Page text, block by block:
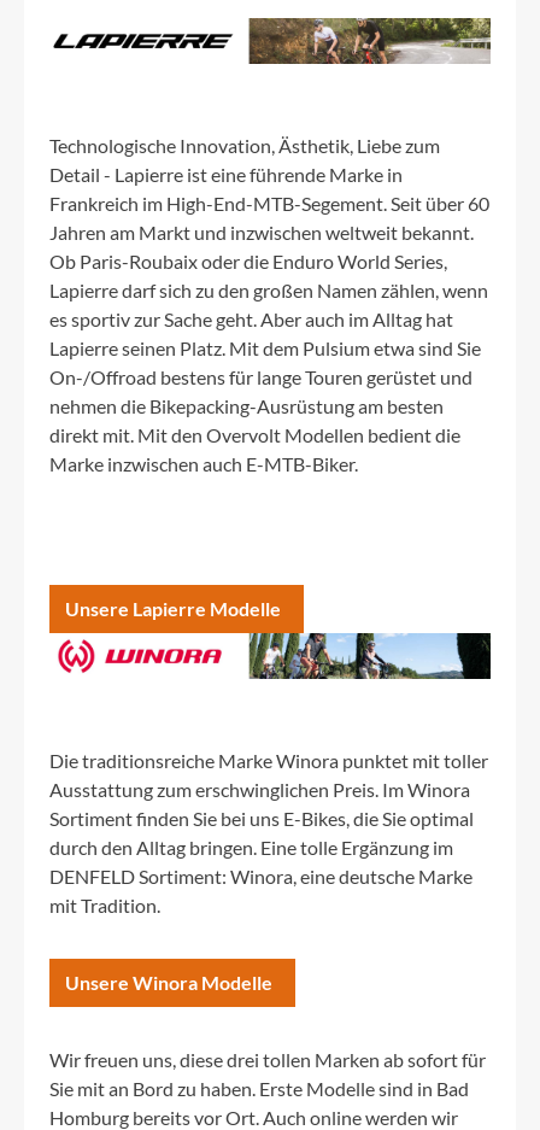
Technologische Innovation, Ästhetik, Liebe zum
Detail - Lapierre ist eine führende Marke in
Frankreich im High-End-MTB-Segement. Seit über 60
Jahren am Markt und inzwischen weltweit bekannt.
Ob Paris-Roubaix oder die Enduro World Series,
Lapierre darf sich zu den großen Namen zählen, wenn
es sportiv zur Sache geht. Aber auch im Alltag hat
Lapierre seinen Platz. Mit dem Pulsium etwa sind Sie
On-/Offroad bestens für lange Touren gerüstet und
nehmen die Bikepacking-Ausrüstung am besten
direkt mit. Mit den Overvolt Modellen bedient die
Marke inzwischen auch E-MTB-Biker.
Unsere Lapierre Modelle
Die traditionsreiche Marke Winora punktet mit toller
Ausstattung zum erschwinglichen Preis. Im Winora
Sortiment finden Sie bei uns E-Bikes, die Sie optimal
durch den Alltag bringen. Eine tolle Ergänzung im
DENFELD Sortiment: Winora, eine deutsche Marke
mit Tradition.
Unsere Winora Modelle
Wir freuen uns, diese drei tollen Marken ab sofort für
Sie mit an Bord zu haben. Erste Modelle sind in Bad
Homburg bereits vor Ort. Auch online werden wir